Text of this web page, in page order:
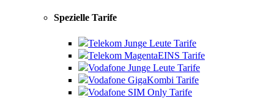
Spezielle Tarife
Telekom Junge Leute Tarife
Telekom MagentaEINS Tarife
Vodafone Junge Leute Tarife
Vodafone GigaKombi Tarife
Vodafone SIM Only Tarife